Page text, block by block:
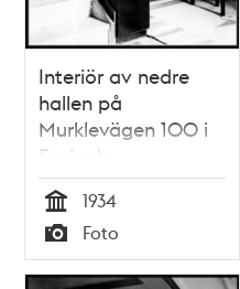
Interiör av nedre
hallen på
Murklevägen 100 i
Enskede
småstugeområde
Tid
1934
Typ
Foto